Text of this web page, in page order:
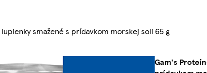
smažené s prídavkom morskej soli 65 g
Gam's